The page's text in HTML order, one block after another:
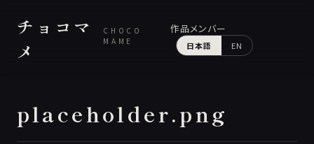
チョコマ
メ
CHOCO
MAME
作品メンバー
日本語 EN
placeholder.png